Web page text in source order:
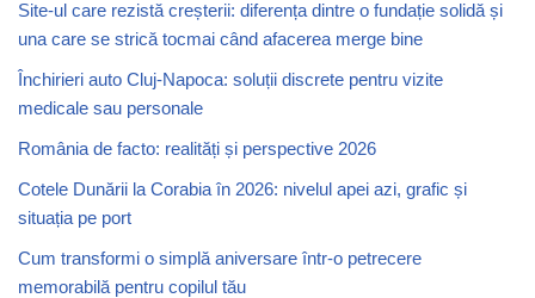
Site-ul care rezistă creșterii: diferența dintre o fundație solidă și
una care se strică tocmai când afacerea merge bine
Închirieri auto Cluj-Napoca: soluții discrete pentru vizite
medicale sau personale
România de facto: realități și perspective 2026
Cotele Dunării la Corabia în 2026: nivelul apei azi, grafic și
situația pe port
Cum transformi o simplă aniversare într-o petrecere
memorabilă pentru copilul tău